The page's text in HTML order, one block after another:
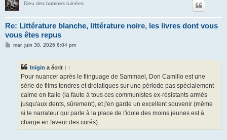
Dieu des babines ruinées
Re: Littérature blanche, littérature noire, les livres dont vous
vous êtes repus
Mmar. juin 30, 2026 6:04 pm
Inigin a écrit : ↑
Pour nuancer après le flinguage de Sammael, Don Camillo est une
série de films tendres et drolatiques sur une période pas spécialement
calme en Italie (la faute à tous ces communistes ex-résistants armés
jusqu'aux dents, sûrement), et j'en garde un excellent souvenir (même
si le narrateur qui parle à la place de l'idole des moins jeunes est à
charge en faveur des curés).